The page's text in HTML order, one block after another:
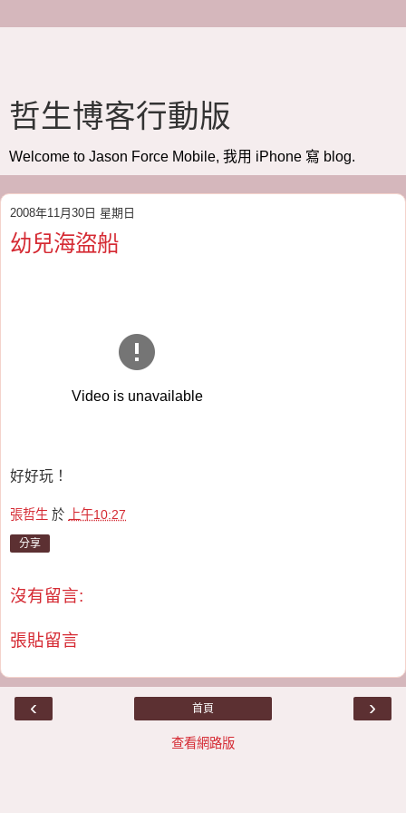
哲生博客行動版
Welcome to Jason Force Mobile, 我用 iPhone 寫 blog.
2008年11月30日 星期日
幼兒海盜船
好好玩！
張哲生 於 上午10:27
分享
沒有留言:
張貼留言
‹ ›
首頁
查看網路版